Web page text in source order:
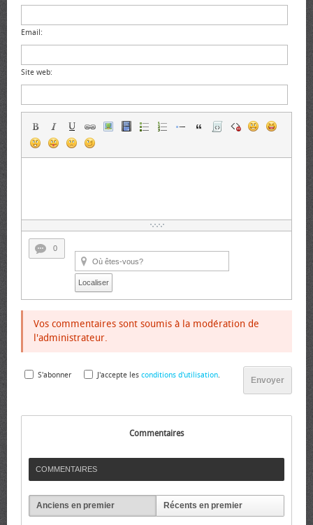
Email:
Site web:
0
Localiser
Vos commentaires sont soumis à la modération de
l'administrateur.
Envoyer
S'abonner J'accepte les conditions d'utilisation.
Commentaires
COMMENTAIRES
Anciens en premier Récents en premier